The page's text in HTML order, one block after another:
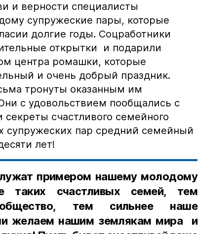
и верности специалисты
супружеские пары, которые
долгие годы. Соцработники
открытки и подарили
центра ромашки, которые
и очень добрый праздник.
тронуты оказанным им
с удовольствием пообщались с
счастливого семейного
супружеских пар средний семейный
лет!
примером нашему молодому
таких счастливых семей, тем
тем сильнее наше
желаем нашим землякам мира и